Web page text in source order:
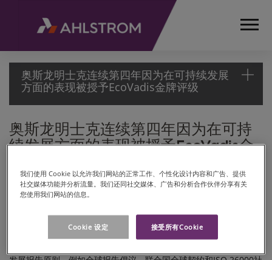
奥斯龙明士克连续第四年因为在可持续发展
方面的表现被授予EcoVadis金牌评级
首
页
新
闻
稿
奥斯龙明士克连续第四年因为在可持
续发展方面的表现被授予EcoVadis金
由于在可持续性管理和表现方面的出色成绩，奥斯龙明士克连续第
四年被授予EcoVadis金牌评级。与去年相比，今年的进步尤其来自
EcoVadis是全球范围内得到认可的企业可持续发展评级认证者。企
业社会责任（CSR）的评定标准包含四大主题：环境、劳工实践、可
我们使用 Cookie 以允许我们网站的正常工作、个性化设计内容和广告、提供
社交媒体功能并分析流量。我们还同社交媒体、广告和分析合作伙伴分享有关
您使用我们网站的信息。
接受所有Cookie
Cookie 设定